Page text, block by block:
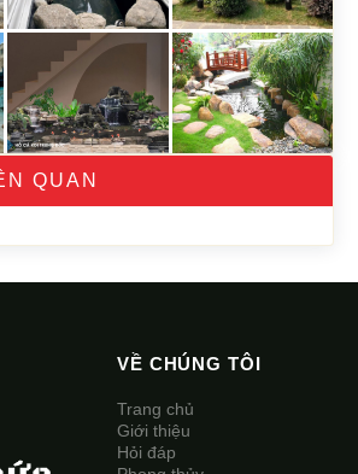
QUAN
VỀ CHÚNG TÔI
Trang chủ
Giới thiệu
Hỏi đáp